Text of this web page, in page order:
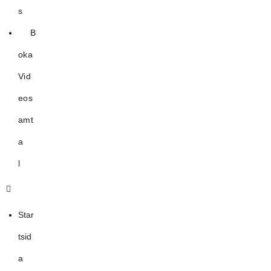
s
B
oka
Vid
eos
amt
a
l
Star
tsid
a